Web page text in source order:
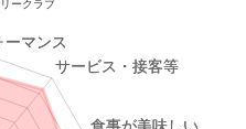
ークラブ